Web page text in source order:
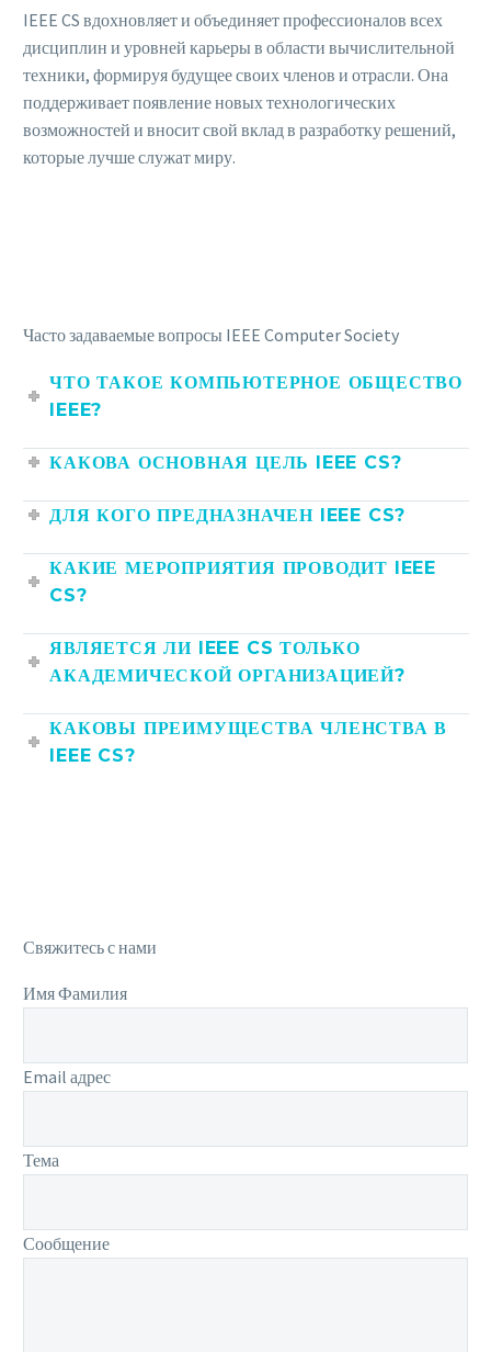
IEEE CS вдохновляет и объединяет профессионалов всех
дисциплин и уровней карьеры в области вычислительной
техники, формируя будущее своих членов и отрасли. Она
поддерживает появление новых технологических
возможностей и вносит свой вклад в разработку решений,
которые лучше служат миру.
Часто задаваемые вопросы IEEE Computer Society
ЧТО ТАКОЕ КОМПЬЮТЕРНОЕ ОБЩЕСТВО
IEEE?
КАКОВА ОСНОВНАЯ ЦЕЛЬ IEEE CS?
ДЛЯ КОГО ПРЕДНАЗНАЧЕН IEEE CS?
КАКИЕ МЕРОПРИЯТИЯ ПРОВОДИТ IEEE
CS?
ЯВЛЯЕТСЯ ЛИ IEEE CS ТОЛЬКО
АКАДЕМИЧЕСКОЙ ОРГАНИЗАЦИЕЙ?
КАКОВЫ ПРЕИМУЩЕСТВА ЧЛЕНСТВА В
IEEE CS?
Свяжитесь с нами
Имя Фамилия
Email адрес
Тема
Сообщение